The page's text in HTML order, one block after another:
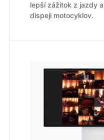
lepší zážitok z jazdy
dispeji motocyklov.